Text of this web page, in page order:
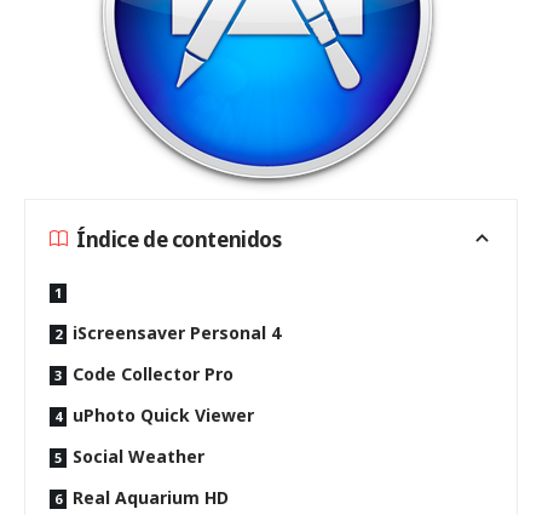
Índice de contenidos
iScreensaver Personal 4
Code Collector Pro
uPhoto Quick Viewer
Social Weather
Real Aquarium HD